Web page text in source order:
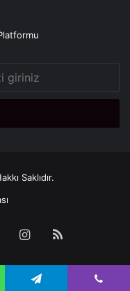
Saklıdır.
YouTubeInstagram